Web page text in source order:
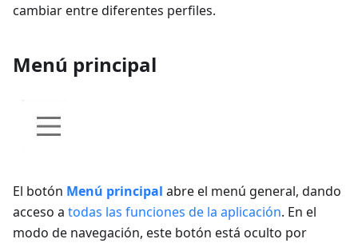
cambiar entre diferentes perfiles.
Menú principal
El botón Menú principal abre el menú general, dando
acceso a todas las funciones de la aplicación. En el
modo de navegación, este botón está oculto por